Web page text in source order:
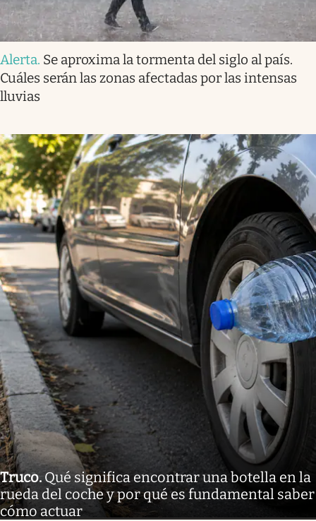
Alerta. Se aproxima la tormenta del siglo al país.
Cuáles serán las zonas afectadas por las intensas
lluvias
Truco.Qué significa encontrar una botella en la
rueda del coche y por qué es fundamental saber
cómo actuar